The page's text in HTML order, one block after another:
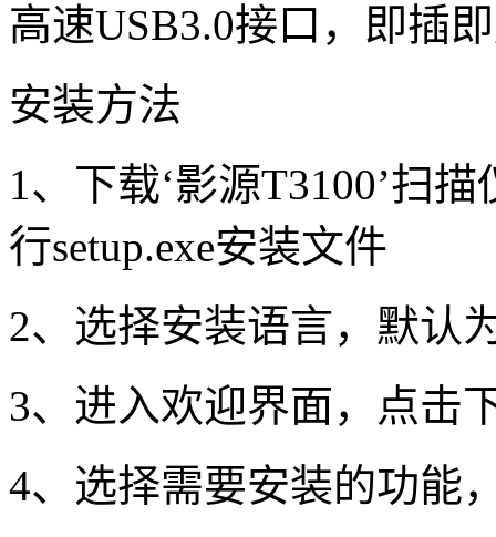
高速USB3.0接口，即插
安装方法
1、下载‘影源T3100’扫
行setup.exe安装文件
2、选择安装语言，默认
3、进入欢迎界面，点击
4、选择需要安装的功能